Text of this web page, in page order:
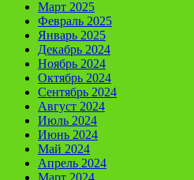
Март 2025
Февраль 2025
Январь 2025
Декабрь 2024
Ноябрь 2024
Октябрь 2024
Сентябрь 2024
Август 2024
Июль 2024
Июнь 2024
Май 2024
Апрель 2024